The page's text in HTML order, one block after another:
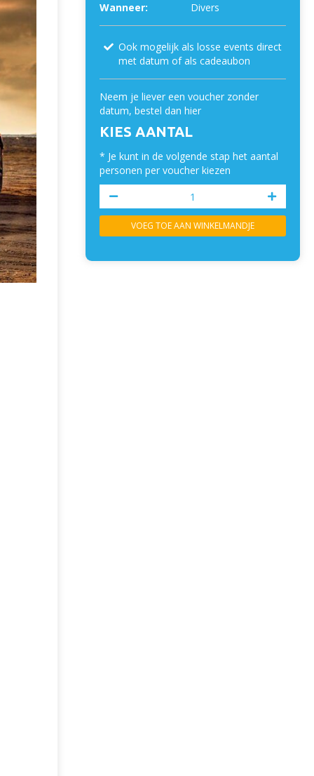
Wanneer:
Divers
Ook mogelijk als losse events direct
met datum of als cadeaubon
Neem je liever een voucher zonder
datum, bestel dan hier
KIES AANTAL
* Je kunt in de volgende stap het aantal
personen per voucher kiezen
VOEG TOE AAN WINKELMANDJE